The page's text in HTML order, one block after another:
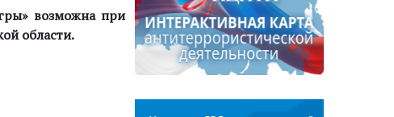
возможна при
области.